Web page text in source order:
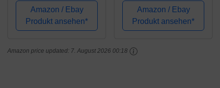
Tragekoffer, Werkzeug
Aufbewahrung,
Würfelschaum Platten,
Polsterung,
Amazon / Ebay
Produkt ansehen*
Amazon / Ebay
Produkt ansehen*
Amazon price updated: 7. August 2026 00:18